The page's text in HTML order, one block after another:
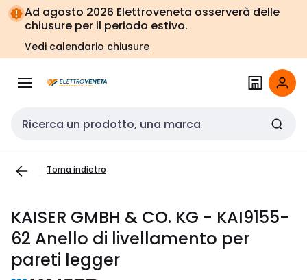
Vai alla
navigazione
Vai
alla
pagina
Ad agosto 2026 Elettroveneta osserverà delle
chiusure per il periodo estivo.
Vedi calendario chiusure
Cerca input
Torna indietro
KAISER GMBH & CO. KG - KAI9155-
62 Anello di livellamento per
pareti legger